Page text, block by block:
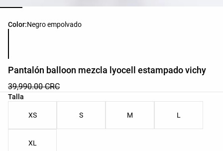
Color:Negro empolvado
Lista de colores del producto
Pantalón balloon mezcla lyocell estampado vichy
39,990.00 CRC
Talla
Lista de tallas del producto
XS S M L
XL